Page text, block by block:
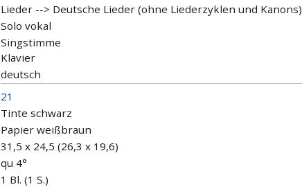
Lieder --> Deutsche Lieder (ohne Liederzyklen und Kanons)
Solo vokal
Singstimme
Klavier
deutsch
21
Tinte schwarz
Papier weißbraun
31,5 x 24,5 (26,3 x 19,6)
qu 4°
1 Bl. (1 S.)